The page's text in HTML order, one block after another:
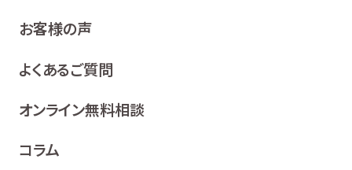
お客様の声
よくあるご質問
オンライン無料相談
コラム